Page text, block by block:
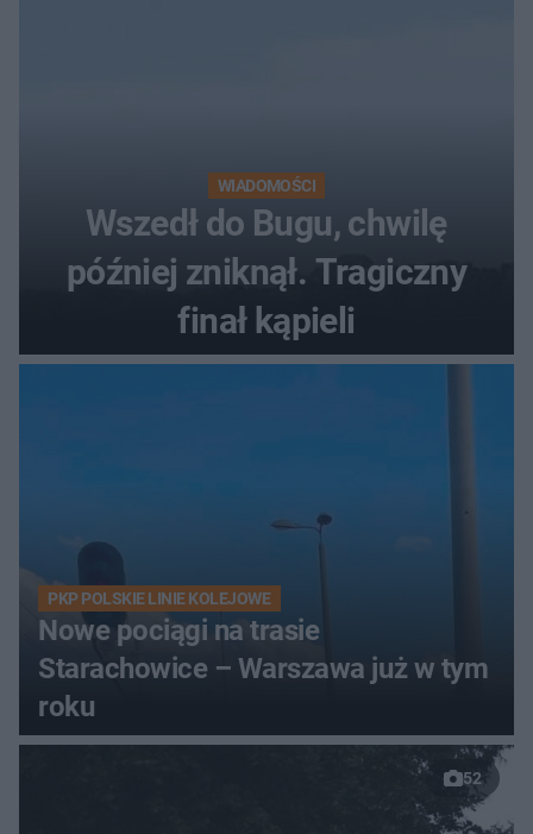
WIADOMOŚCI
Wszedł do Bugu, chwilę
później zniknął. Tragiczny
finał kąpieli
PKP POLSKIE LINIE KOLEJOWE
Nowe pociągi na trasie
Starachowice – Warszawa już w tym
roku
52